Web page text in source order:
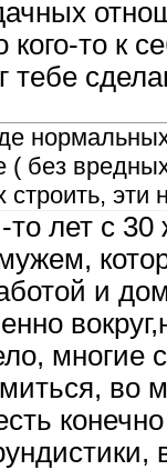
то к
тебе
без
эти
то лет с
и
многие